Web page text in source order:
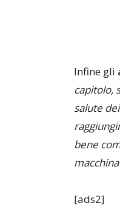
Infine gli
capitolo,
salute
bene
[ads2]